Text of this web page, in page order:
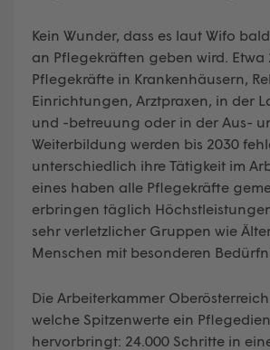
Kein Wunder, dass es laut Wifo
an Pflegekräften geben wird. Etwa
Pflegekräfte in Krankenhäusern,
Einrichtungen, Arztpraxen, in der
und -betreuung oder in der Aus-
Weiterbildung werden bis 2030
unterschiedlich ihre Tätigkeit im
eines haben alle Pflegekräfte
erbringen täglich
sehr verletzlicher Gruppen wie
Menschen mit besonderen
Die Arbeiterkammer
welche Spitzenwerte ein
hervorbringt: 24.000 Schritte in